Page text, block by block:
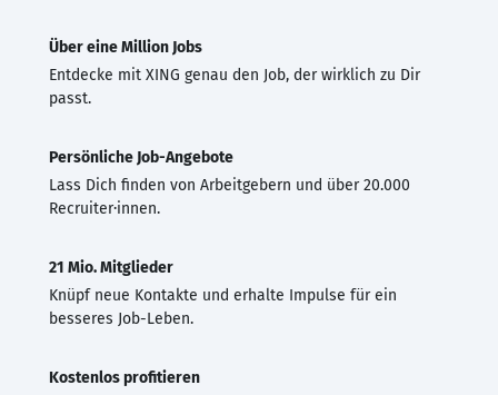
Über eine Million Jobs
Entdecke mit XING genau den Job, der wirklich zu Dir
passt.
Persönliche Job-Angebote
Lass Dich finden von Arbeitgebern und über 20.000
Recruiter·innen.
21 Mio. Mitglieder
Knüpf neue Kontakte und erhalte Impulse für ein
besseres Job-Leben.
Kostenlos profitieren